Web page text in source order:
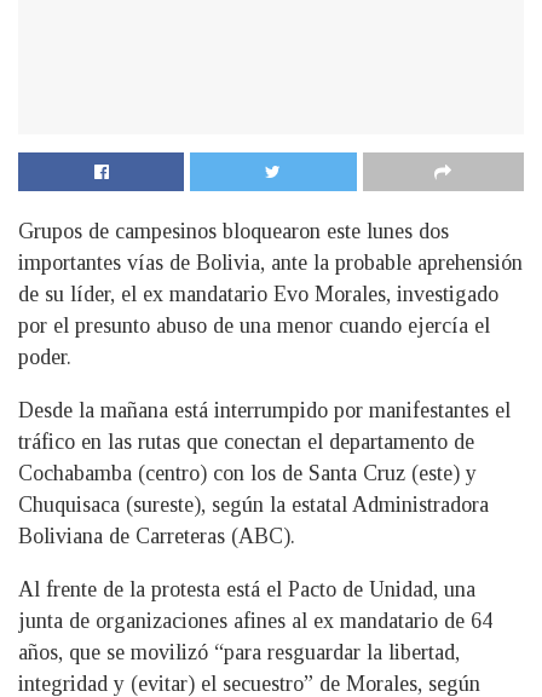
Grupos de campesinos bloquearon este lunes dos
importantes vías de Bolivia, ante la probable aprehensión
de su líder, el ex mandatario Evo Morales, investigado
por el presunto abuso de una menor cuando ejercía el
poder.
Desde la mañana está interrumpido por manifestantes el
tráfico en las rutas que conectan el departamento de
Cochabamba (centro) con los de Santa Cruz (este) y
Chuquisaca (sureste), según la estatal Administradora
Boliviana de Carreteras (ABC).
Al frente de la protesta está el Pacto de Unidad, una
junta de organizaciones afines al ex mandatario de 64
años, que se movilizó “para resguardar la libertad,
integridad y (evitar) el secuestro” de Morales, según